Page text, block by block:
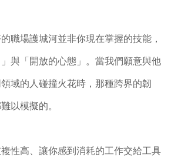
職場護城河並非你現在掌握的技能，
與「開放的心態」。當我們願意與他
域的人碰撞火花時，那種跨界的韌
以模擬的。
性高、讓你感到消耗的工作交給工具